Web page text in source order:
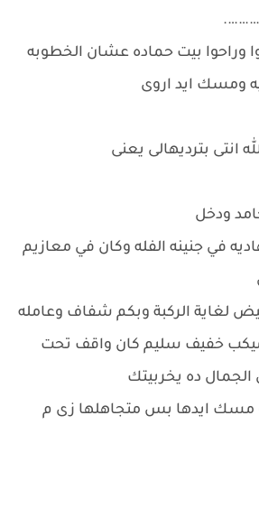
وراحوا بيت حماده عشان الخطوبه
ومسك ايد اروى
انتى بترديهالى يعنى
ودخل
في جنينه الفله وكان في معازيم
لغاية الركبة وبكم شفاف وعامله
خفيف سليم كان واقف تحت
ده يخربيتك
مسك ايدها بس متجاهلها زى م